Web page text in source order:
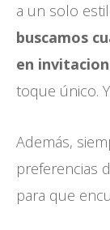
a un solo
buscamos
en
toque único.
Además,
preferencias
para que